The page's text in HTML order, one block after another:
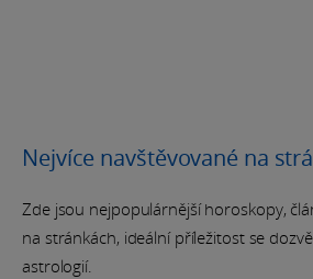
Nejvíce navštěvované na
Zde jsou nejpopulárnější horoskopy,
na stránkách, ideální příležitost se
astrologií.